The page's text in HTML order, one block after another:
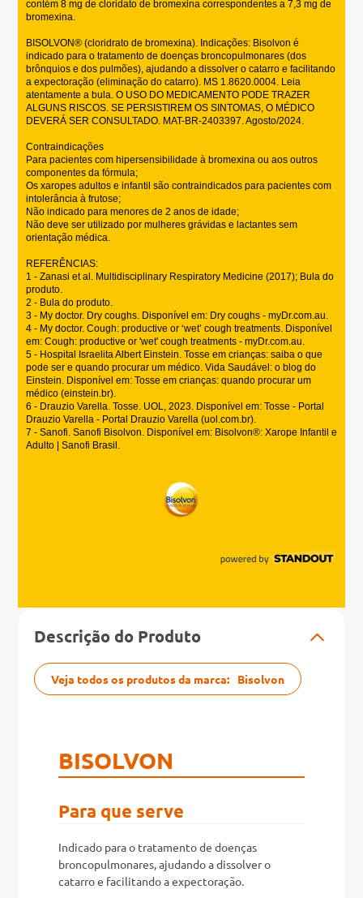
Descrição do Produto
Veja todos os produtos da marca: Bisolvon
BISOLVON
Para que serve
Indicado para o tratamento de doenças
broncopulmonares, ajudando a dissolver o
catarro e facilitando a expectoração.